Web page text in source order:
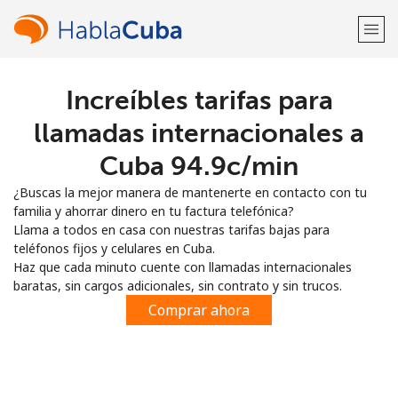
¡Bienvenido!
Regístrate con
o
Increíbles tarifas para
llamadas internacionales a
Cuba ⁦94.9c⁩/min
¿Buscas la mejor manera de mantenerte en contacto con tu
familia y ahorrar dinero en tu factura telefónica?
Llama a todos en casa con nuestras tarifas bajas para
teléfonos fijos y celulares en Cuba.
Haz que cada minuto cuente con llamadas internacionales
baratas, sin cargos adicionales, sin contrato y sin trucos.
Comprar ahora